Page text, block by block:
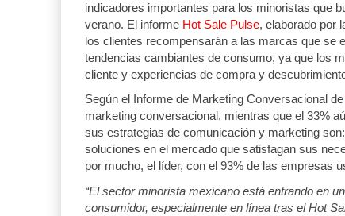
indicadores importantes para los minoristas que
verano. El informe Hot Sale Pulse, elaborado por
los clientes recompensarán a las marcas que se
tendencias cambiantes de consumo, ya que los
cliente y experiencias de compra y
Según el Informe de Marketing Conversacional de
marketing conversacional, mientras que el 33%
sus estrategias de comunicación y marketing
soluciones en el mercado que satisfagan sus
por mucho, el líder, con el 93% de las empresas
“El sector minorista mexicano está entrando en
consumidor, especialmente en línea tras el Hot
06 AGO 2026
Miguel Ángel Bres encabezará seguridad
CONCA